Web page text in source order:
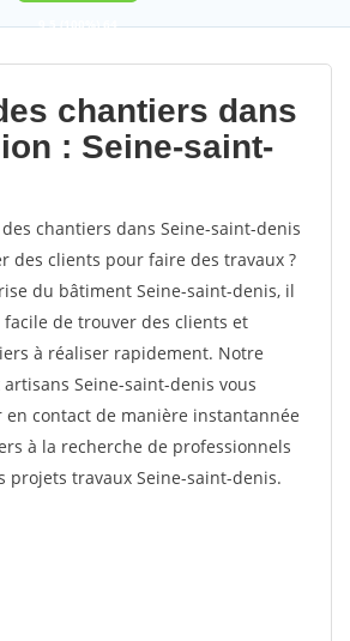
9,5(100%)64
votes
chantiers dans
: Seine-saint-
chantiers dans Seine-saint-denis
des clients pour faire des travaux ?
du bâtiment Seine-saint-denis, il
de trouver des clients et
à réaliser rapidement. Notre
Seine-saint-denis vous
contact de manière instantannée
à la recherche de professionnels
projets travaux Seine-saint-denis.